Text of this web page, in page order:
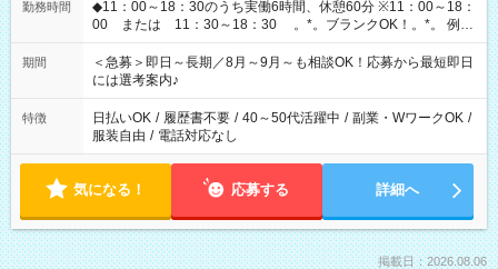
勤務時間
◆11：00～18：30のうち実働6時間、休憩60分 ※11：00～18：
00 または 11：30～18：30 。*。ブランクOK！。*。 例え
ば前職が、 在宅/財団法人/事務/コールセンター/受付/販売/カフェ
スタッフ スイーツ販売/ホテルフロント/化粧品販売/など 様々な
業界から入社して活躍されています♪
期間
＜急募＞即日～長期／8月～9月～も相談OK！応募から最短即日
には選考案内♪
特徴 日払いOK / 履歴書不要 / 40～50代活躍中 / 副業・WワークOK /
服装自由 / 電話対応なし
気になる！ 応募する 詳細へ
掲載日：2026.08.06